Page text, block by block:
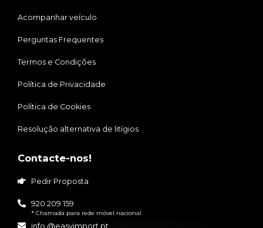
Acompanhar veículo
Perguntas Frequentes
Termos e Condições
Política de Privacidade
Política de Cookies
Resolução alternativa de litígios
Contacte-nos!
Pedir Proposta
920 209 159
* Chamada para rede móvel nacional
info @easyimport.pt